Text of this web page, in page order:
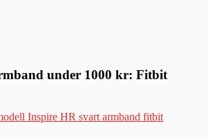
under 1000 kr: Fitbit